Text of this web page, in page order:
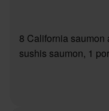
8 California saumon
sushis saumon, 1